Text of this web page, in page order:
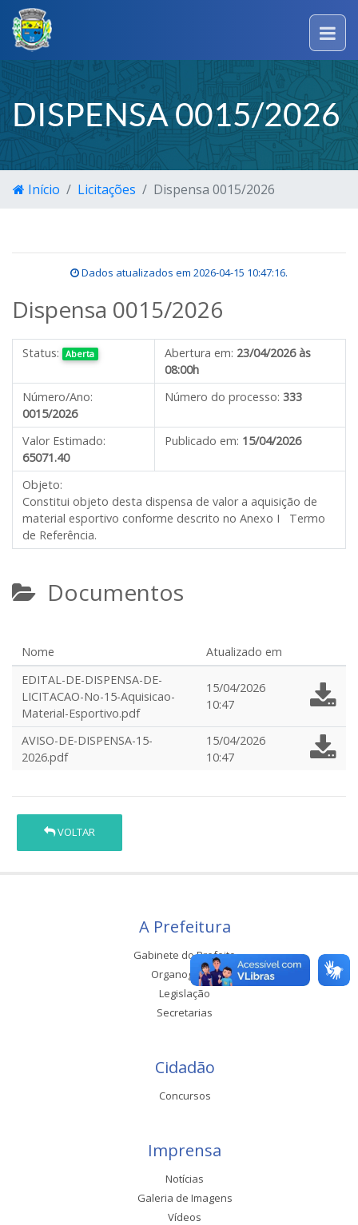
DISPENSA 0015/2026
Início Licitações Dispensa 0015/2026
Dados atualizados em 2026-04-15 10:47:16.
Dispensa 0015/2026
Status: Aberta Abertura em: 23/04/2026 às
08:00h
Número/Ano:
0015/2026
Número do processo: 333
Valor Estimado:
65071.40
Publicado em: 15/04/2026
Objeto:
Constitui objeto desta dispensa de valor a aquisição de
material esportivo conforme descrito no Anexo I Termo
de Referência.
Documentos
Nome
Atualizado em
EDITAL-DE-DISPENSA-DE-
LICITACAO-No-15-Aquisicao-
Material-Esportivo.pdf
15/04/2026
10:47
AVISO-DE-DISPENSA-15-
2026.pdf
15/04/2026
10:47
VOLTAR
A Prefeitura
Gabinete do Prefeito
Organograma
Legislação
Secretarias
Cidadão
Concursos
Imprensa
Notícias
Galeria de Imagens
Vídeos